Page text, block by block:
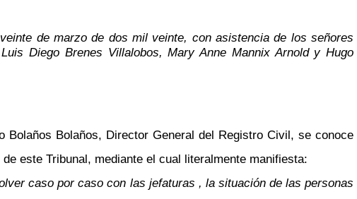
de marzo de dos mil veinte, con asistencia de los señores
Diego Brenes Villalobos, Mary Anne Mannix Arnold y Hugo
Bolaños Bolaños, Director General del Registro Civil, se conoce
este Tribunal, mediante el cual literalmente manifiesta:
caso por caso con las jefaturas , la situación de las personas